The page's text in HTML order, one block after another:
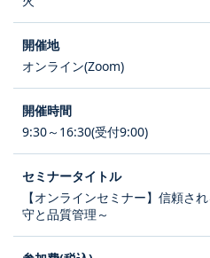
オンライン(Zoom)
9:30～16:30(受付9:00)
【オンラインセミナー】信頼さ
守と品質管理～